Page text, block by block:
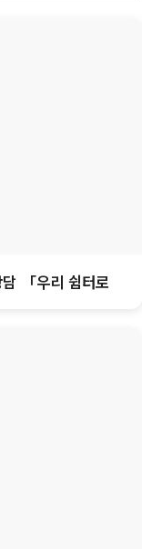
「우리 쉼터로